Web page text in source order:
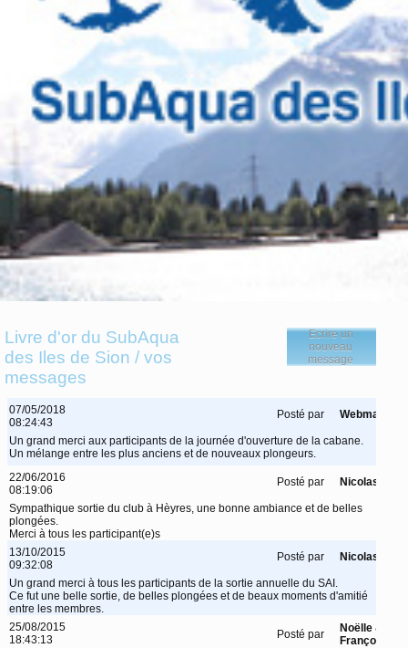
Livre d'or du SubAqua
des Iles de Sion / vos
messages
Ecrire un
nouveau
message
07/05/2018
08:24:43
Posté par Webmaster
Un grand merci aux participants de la journée d'ouverture de la cabane.
Un mélange entre les plus anciens et de nouveaux plongeurs.
22/06/2016
08:19:06
Posté par Nicolas
Sympathique sortie du club à Hèyres, une bonne ambiance et de belles
plongées.
Merci à tous les participant(e)s
13/10/2015
09:32:08
Posté par Nicolas
Un grand merci à tous les participants de la sortie annuelle du SAI.
Ce fut une belle sortie, de belles plongées et de beaux moments d'amitié
entre les membres.
25/08/2015
18:43:13
Posté par
Noëlle &
François